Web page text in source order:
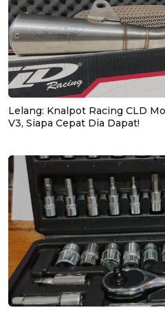
Lelang: Knalpot Racing CLD
V3, Siapa Cepat Dia Dapat!